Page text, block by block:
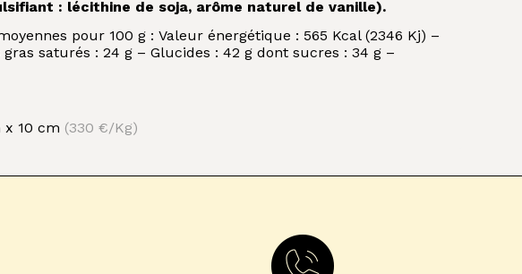
: lécithine de soja, arôme naturel de vanille).
pour 100 g : Valeur énergétique : 565 Kcal (2346 Kj) –
gras saturés : 24 g – Glucides : 42 g dont sucres : 34 g –
x 10 cm (330 €/Kg)